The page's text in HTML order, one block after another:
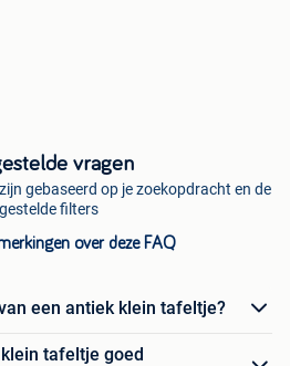
vragen
gebaseerd op je zoekopdracht en de
filters
over deze FAQ
een antiek klein tafeltje?
tafeltje goed